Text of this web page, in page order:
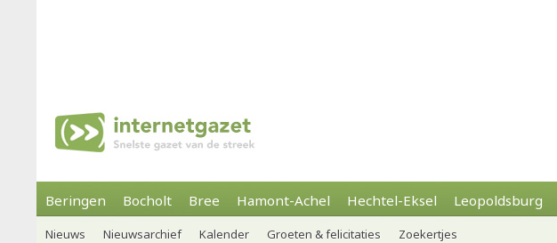
Beringen Bocholt Bree Hamont-Achel Hechtel-Eksel Leopoldsburg
Nieuws Nieuwsarchief Kalender Groeten & felicitaties Zoekertjes